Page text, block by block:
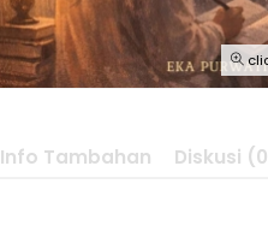
Info Tambahan Diskusi